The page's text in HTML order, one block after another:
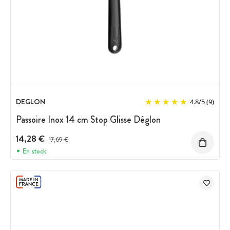
DEGLON 4.8/5(9)
Passoire Inox 14 cm Stop Glisse Déglon
14,28 € Prix avant réduction :
17,69 €
En stock